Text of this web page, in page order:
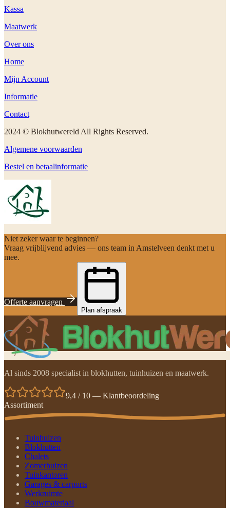
Kassa
Maatwerk
Over ons
Home
Mijn Account
Informatie
Contact
2024 © Blokhutwereld All Rights Reserved.
Algemene voorwaarden
Bestel en betaalinformatie
Niet zeker waar te beginnen?
Vraag vrijblijvend advies — ons team in Amstelveen denkt met u
mee.
Offerte aanvragen
Plan afspraak
Al sinds 2008 specialist in blokhutten, tuinhuizen en maatwerk.
9,4 / 10 — Klantbeoordeling
Assortiment
Tuinhuizen
Blokhutten
Chalets
Zomerhuizen
Tuinkantoren
Garages & carports
Werkruimte
Bouwmateriaal